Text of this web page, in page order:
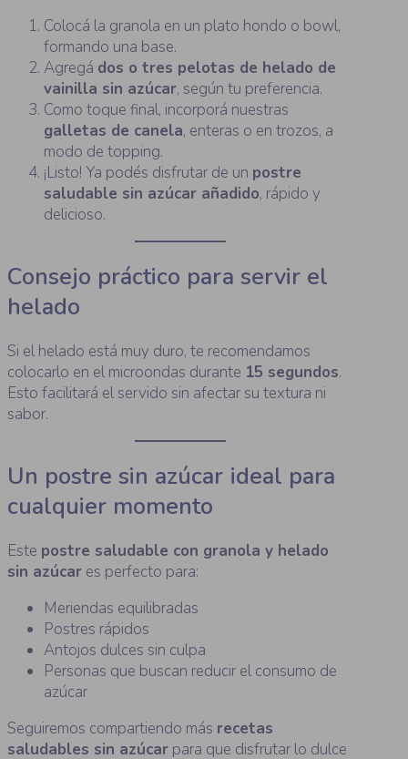
Colocá la granola en un plato hondo o bowl,
formando una base.
Agregá dos o tres pelotas de helado de
vainilla sin azúcar, según tu preferencia.
Como toque final, incorporá nuestras
galletas de canela, enteras o en trozos, a
modo de topping.
¡Listo! Ya podés disfrutar de un postre
saludable sin azúcar añadido, rápido y
delicioso.
Consejo práctico para servir el
helado
Si el helado está muy duro, te recomendamos
colocarlo en el microondas durante 15 segundos.
Esto facilitará el servido sin afectar su textura ni
sabor.
Un postre sin azúcar ideal para
cualquier momento
Este postre saludable con granola y helado
sin azúcar es perfecto para:
Meriendas equilibradas
Postres rápidos
Antojos dulces sin culpa
Personas que buscan reducir el consumo de
azúcar
Seguiremos compartiendo más recetas
saludables sin azúcar para que disfrutar lo dulce